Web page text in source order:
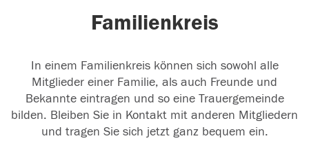
Familienkreis
In einem Familienkreis können sich sowohl alle
Mitglieder einer Familie, als auch Freunde und
Bekannte eintragen und so eine Trauergemeinde
bilden. Bleiben Sie in Kontakt mit anderen Mitgliedern
und tragen Sie sich jetzt ganz bequem ein.